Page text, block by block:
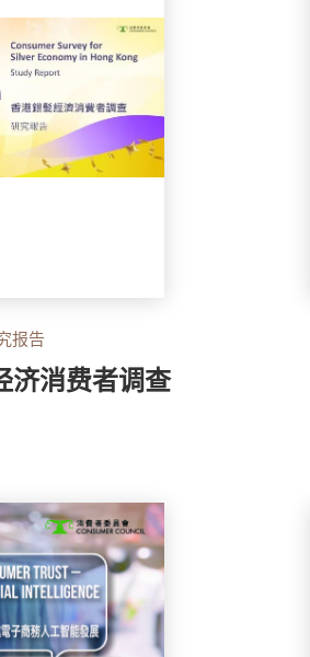
报告
济消费者调查